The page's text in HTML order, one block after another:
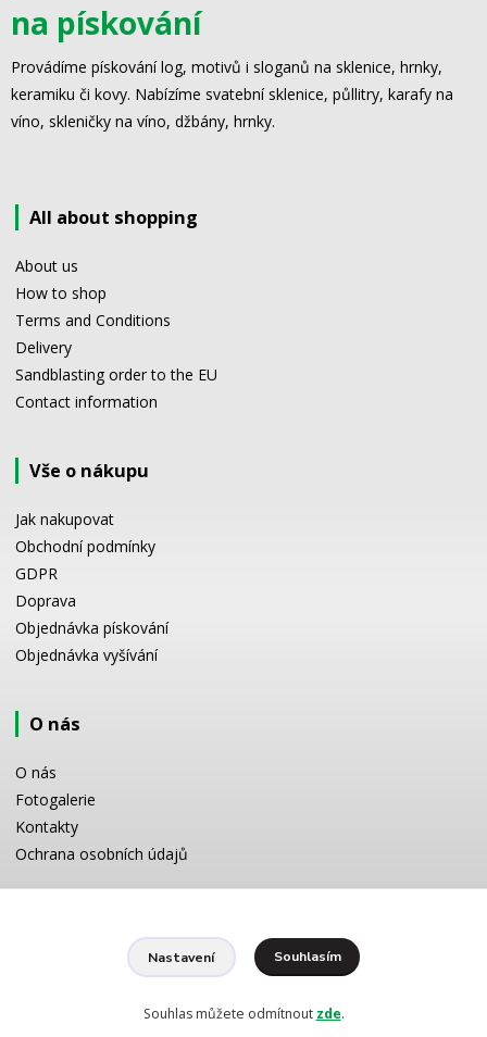
na pískování
Provádíme pískování log, motivů i sloganů na sklenice, hrnky,
keramiku či kovy. Nabízíme svatební sklenice, půllitry, karafy na
víno, skleničky na víno, džbány, hrnky.
All about shopping
About us
How to shop
Terms and Conditions
Delivery
Sandblasting order to the EU
Contact information
Vše o nákupu
Jak nakupovat
Obchodní podmínky
GDPR
Doprava
Objednávka pískování
Objednávka vyšívání
O nás
O nás
Fotogalerie
Kontakty
Ochrana osobních údajů
Potřebujete poradit s výběrem? Neváhejte se zeptat:
+420 728 772 566
info@reklamnipiskovani.cz
Nastavení Souhlasím
Souhlas můžete odmítnout zde.